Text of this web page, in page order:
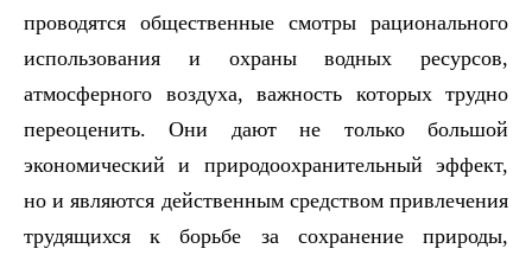
проводятся общественные смотры рационального
использования и охраны водных ресурсов,
атмосферного воздуха, важность которых трудно
переоценить. Они дают не только большой
экономический и природоохранительный эффект,
но и являются действенным средством привлечения
трудящихся к борьбе за сохранение природы,